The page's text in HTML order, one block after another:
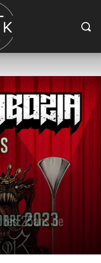
les 25ans de